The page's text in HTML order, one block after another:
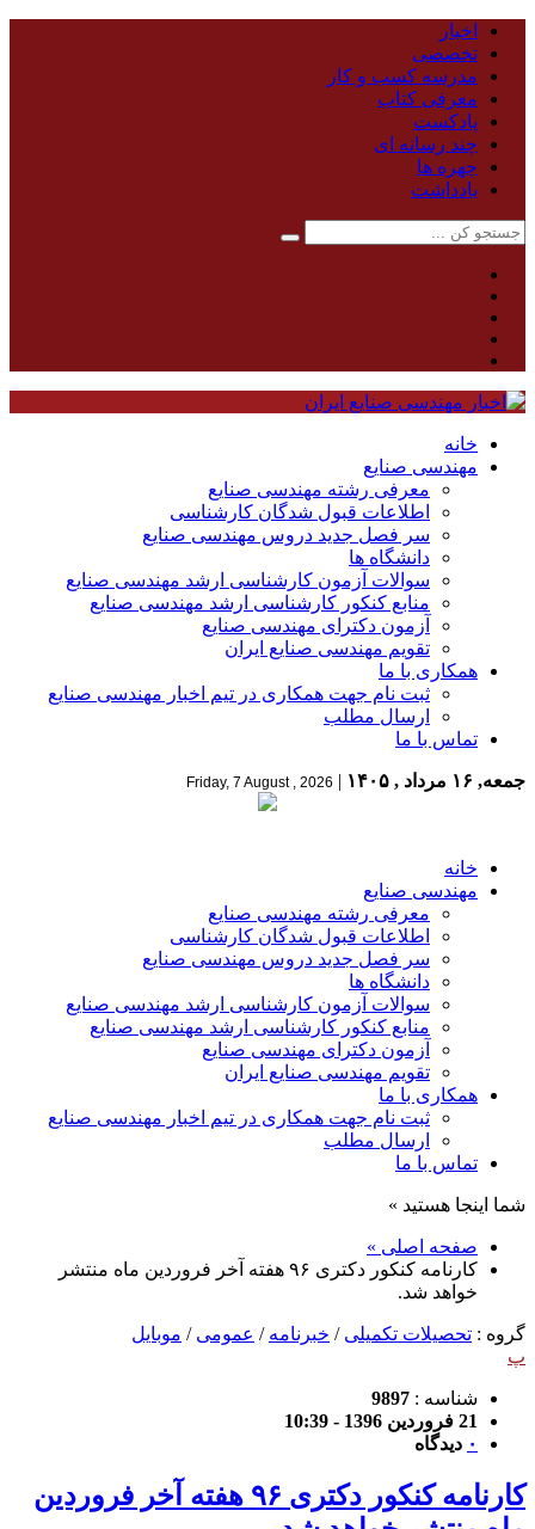
اخبار
تخصصی
مدرسه کسب و کار
معرفی کتاب
پادکست
چند رسانه ای
چهره ها
یادداشت
خانه
مهندسی صنایع
معرفی رشته مهندسی صنایع
اطلاعات قبول شدگان کارشناسی
سر فصل جدید دروس مهندسی صنایع
دانشگاه ها
سوالات آزمون کارشناسی ارشد مهندسی صنایع
منابع کنکور کارشناسی ارشد مهندسی صنایع
آزمون دکترای مهندسی صنایع
تقویم مهندسی صنایع ایران
همکاری با ما
ثبت نام جهت همکاری در تیم اخبار مهندسی صنایع
ارسال مطلب
تماس با ما
جمعه, ۱۶ مرداد , ۱۴۰۵ |
Friday, 7 August , 2026
خانه
مهندسی صنایع
معرفی رشته مهندسی صنایع
اطلاعات قبول شدگان کارشناسی
سر فصل جدید دروس مهندسی صنایع
دانشگاه ها
سوالات آزمون کارشناسی ارشد مهندسی صنایع
منابع کنکور کارشناسی ارشد مهندسی صنایع
آزمون دکترای مهندسی صنایع
تقویم مهندسی صنایع ایران
همکاری با ما
ثبت نام جهت همکاری در تیم اخبار مهندسی صنایع
ارسال مطلب
تماس با ما
شما اینجا هستید »
صفحه اصلی »
کارنامه کنکور دکتری ۹۶ هفته آخر فروردین ماه منتشر
خواهد شد.
گروه : تحصیلات تکمیلی / خبرنامه / عمومی / موبایل
پ
شناسه : 9897
21 فروردین 1396 - 10:39
۰ دیدگاه
کارنامه کنکور دکتری ۹۶ هفته آخر فروردین